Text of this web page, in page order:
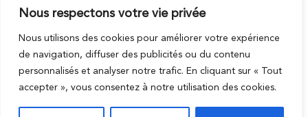
Nous respectons votre vie privée
Nous utilisons des cookies pour améliorer votre expérience
de navigation, diffuser des publicités ou du contenu
personnalisés et analyser notre trafic. En cliquant sur « Tout
accepter », vous consentez à notre utilisation des cookies.